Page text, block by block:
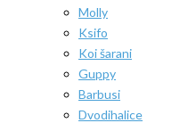
Molly
Ksifo
Koi šarani
Guppy
Barbusi
Dvodihalice